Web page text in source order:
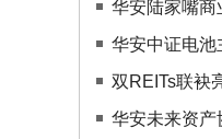
华安陆家嘴商
华安中证电池
双REITs联袂
华安未来资产